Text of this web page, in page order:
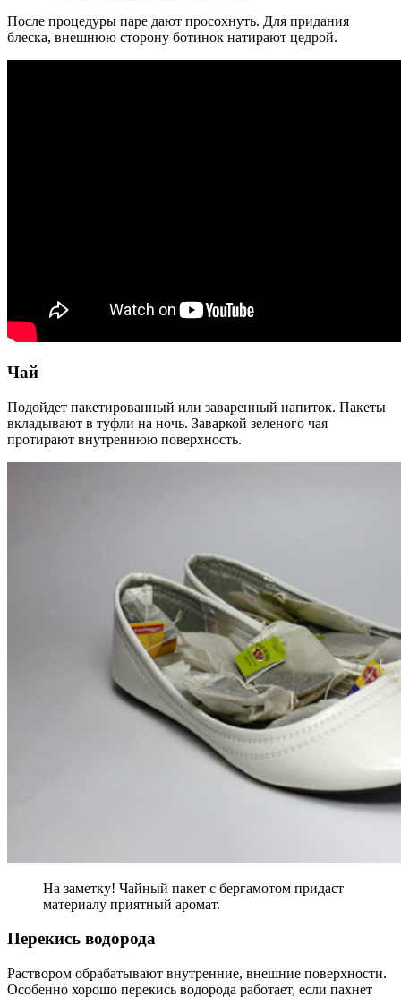
После процедуры паре дают просохнуть. Для придания
блеска, внешнюю сторону ботинок натирают цедрой.
Чай
Подойдет пакетированный или заваренный напиток. Пакеты
вкладывают в туфли на ночь. Заваркой зеленого чая
протирают внутреннюю поверхность.
На заметку! Чайный пакет с бергамотом придаст
материалу приятный аромат.
Перекись водорода
Раствором обрабатывают внутренние, внешние поверхности.
Особенно хорошо перекись водорода работает, если пахнет